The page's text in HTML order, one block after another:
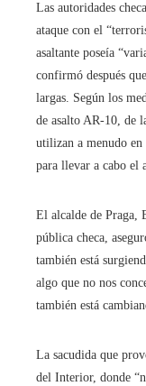
Las autoridades
ataque con el
asaltante poseía
confirmó después
largas. Según los
de asalto AR-10, de
utilizan a menudo
para llevar a cabo el
El alcalde de Praga,
pública checa,
también está
algo que no nos
también está
La sacudida que
del Interior, donde